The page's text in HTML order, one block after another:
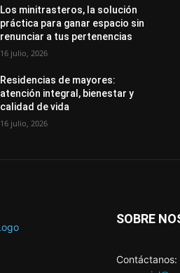
Los minitrasteros, la solución
práctica para ganar espacio sin
renunciar a tus pertenencias
16 julio, 2026
Residencias de mayores:
atención integral, bienestar y
calidad de vida
16 julio, 2026
SOBRE
Contáctanos: